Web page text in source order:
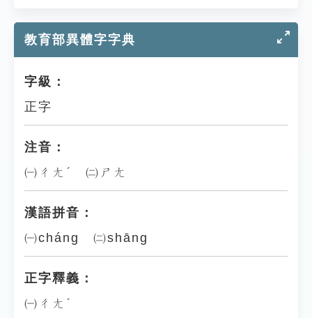
教育部異體字字典
字級：
正字
注音：
㈠ㄔㄤˊ ㈡ㄕㄤ
漢語拼音：
㈠cháng ㈡shāng
正字釋義：
㈠ㄔㄤˊ